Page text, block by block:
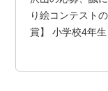
り絵コンテスト
賞】 小学校4年